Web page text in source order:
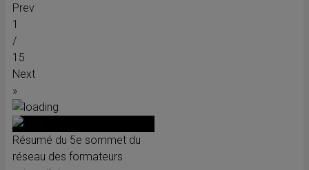
Prev
1
/
15
Next
»
Résumé du 5e sommet du
réseau des formateurs